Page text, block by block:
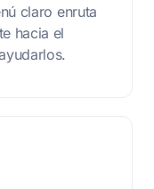
claro enruta
hacia el